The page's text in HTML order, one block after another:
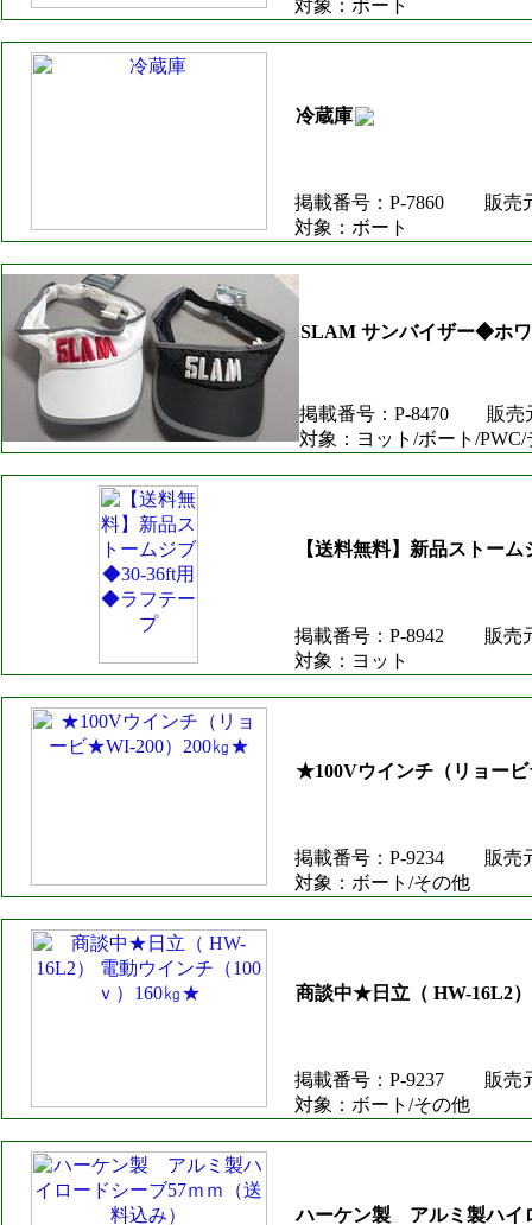
対象：ボート
冷蔵庫
掲載番号：P-7860
販売
対象：ボート
SLAM サンバイザー◆ホ
掲載番号：P-8470
販売
対象：ヨット/ボート/
【送料無料】新品ストー
掲載番号：P-8942
販売
対象：ヨット
★100Vウインチ（リョー
掲載番号：P-9234
販売
対象：ボート/その他
商談中★日立（ HW-16L2
掲載番号：P-9237
販売
対象：ボート/その他
ハーケン製 アルミ製ハイ